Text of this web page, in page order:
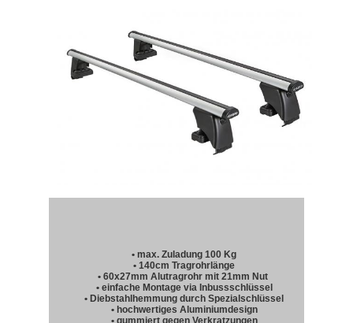
• max. Zuladung 100 Kg
• 140cm Tragrohrlänge
• 60x27mm Alutragrohr mit 21mm Nut
• einfache Montage via Inbussschlüssel
• Diebstahlhemmung durch Spezialschlüssel
• hochwertiges Aluminiumdesign
• gummiert gegen Verkratzungen